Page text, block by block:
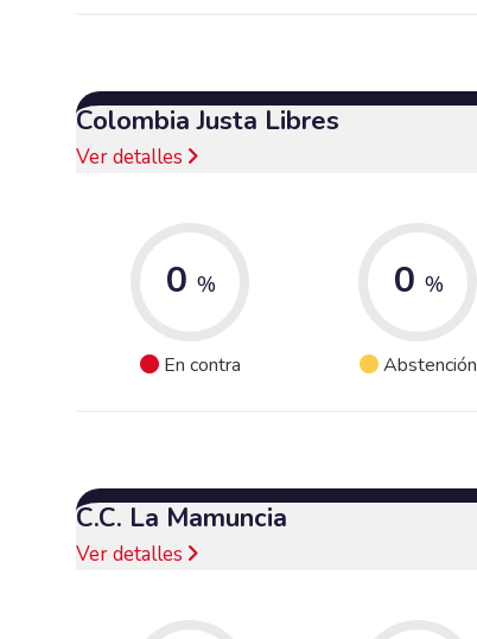
Colombia Justa Libres
Ver detalles
0 %
En contra
0 %
Abstención
C.C. La Mamuncia
Ver detalles